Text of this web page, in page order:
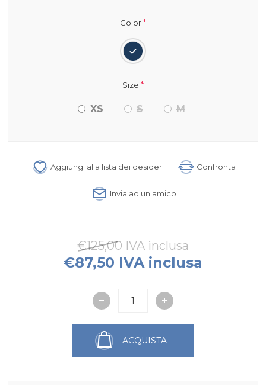
Color*
Size *
XS S M
Aggiungi alla lista dei desideri Confronta
Invia ad un amico
€125,00 IVA inclusa
€87,50 IVA inclusa
ACQUISTA